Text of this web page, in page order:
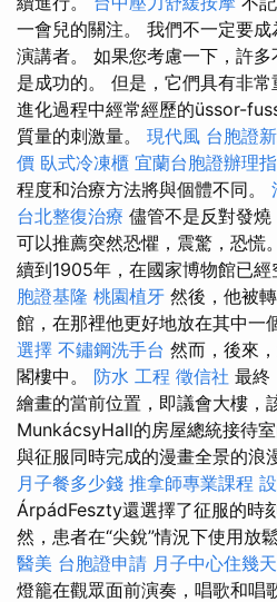
一會兒的關注。 我們不一定要
演講者。 如果您考慮一下，許多
是成功的。 但是，它們具有非
進化過程中經常經歷的üssor-
質量的刺激量。 現代風 台胞證
價 臥式冷凍櫃 宜蘭台胞證辦理
程度和治療方法將與個體不同。
台北整復治療 儘管不是反對發
可以推薦突然恐懼，震驚，恐
續到1905年，在國家博物館已經
胞證基隆 桃園植牙 然後，他被
館，在那裡他更好地放在其中一
選擇 不鏽鋼洗手台 然而，後來
閣樓中。 防水 工程 徵信社 最終
繪畫的當前位置，即議會大樓，
MunkácsyHall的房屋總統接待室
與征服同時完成的漫畫全景的浪
月子餐多少錢 推拿師專業課程
ÁrpádFeszty還選擇了征服的時
然，患者在“尖銳”情況下使用放
醫美 台胞證申請 月子中心住幾天
燈籠在觀眾面前演奏，唱歌和唱